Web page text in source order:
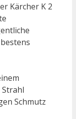
Kärcher K 2
Schmutz